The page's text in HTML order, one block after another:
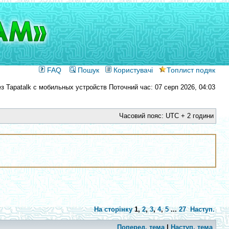
FAQ Пошук Користувачі Топлист подяк
Поточний час: 07 серп 2026, 04:03
Часовий пояс: UTC + 2 години
На сторінку 1,2,3,4,5...27 Наступ.
Поперед. тема Наступ. тема